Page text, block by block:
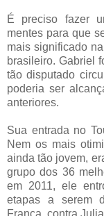
É preciso fazer
mentes para que
mais significado
brasileiro. Gabriel
tão disputado
poderia ser
anteriores.
Sua entrada no
Nem os mais
ainda tão jovem,
grupo dos 36
em 2011, ele
etapas a serem
França, contra